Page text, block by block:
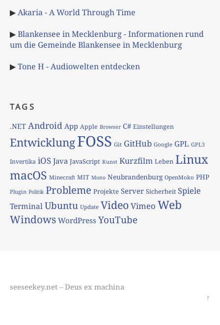
▶Akaria - A World Through Time
▶Blankensee in Mecklenburg - Informationen rund
um die Gemeinde Blankensee in Mecklenburg
▶Tone H - Audiowelten entdecken
TAGS
.NET Android App Apple Browser C# Einstellungen
EntwicklungFOSS Git GitHub Google GPL GPL3
Invertika iOS Java JavaScript Kunst Kurzfilm Leben Linux
macOS Minecraft MIT Mono Neubrandenburg OpenMoko PHP
Plugin Politik Probleme Projekte Server Sicherheit Spiele
TerminalUbuntu Update VideoVimeo Web
Windows WordPress YouTube
seeseekey.net – Deus ex machina
↑